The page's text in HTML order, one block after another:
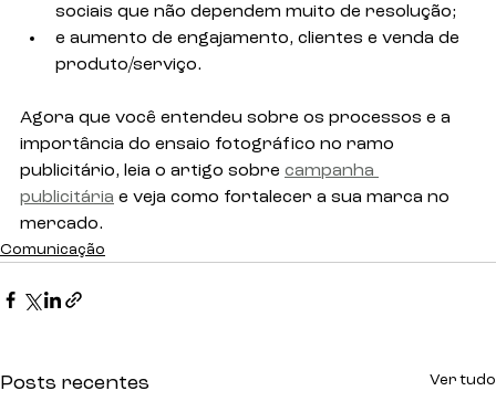
sociais que não dependem muito de resolução;
e aumento de engajamento, clientes e venda de
produto/serviço.
Agora que você entendeu sobre os processos e a
importância do ensaio fotográfico no ramo
publicitário, leia o artigo sobre campanha
publicitária e veja como fortalecer a sua marca no
mercado.
Comunicação
Posts recentes Ver tudo